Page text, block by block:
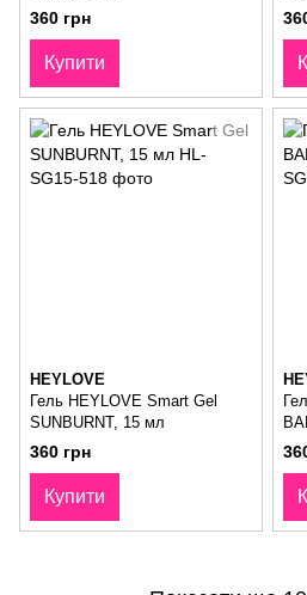
360 грн
Купити
HEYLOVE
Гель HEYLOVE Smart Gel
SUNBURNT, 15 мл
360 грн
Купити